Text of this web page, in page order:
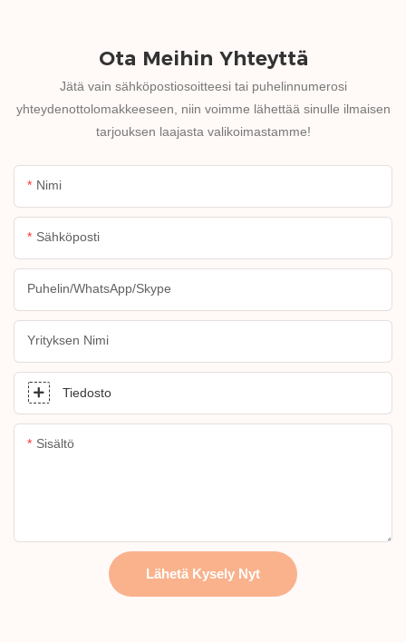
Ota Meihin Yhteyttä
Jätä vain sähköpostiosoitteesi tai puhelinnumerosi
yhteydenottolomakkeeseen, niin voimme lähettää sinulle ilmaisen
tarjouksen laajasta valikoimastamme!
Nimi
Sähköposti
Puhelin/WhatsApp/Skype
Yrityksen Nimi
Tiedosto
Sisältö
Lähetä Kysely Nyt